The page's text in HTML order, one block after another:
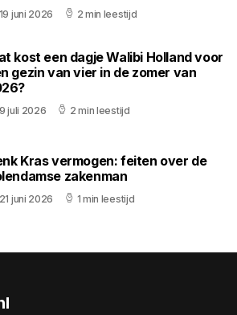
19 juni 2026 2 min leestijd
kost een dagje Walibi Holland voor
gezin van vier in de zomer van
9 juli 2026 2 min leestijd
Kras vermogen: feiten over de
zakenman
21 juni 2026 1 min leestijd